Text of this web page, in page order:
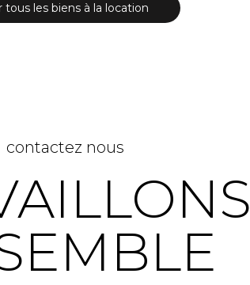
tous les biens à la location
contactez nous